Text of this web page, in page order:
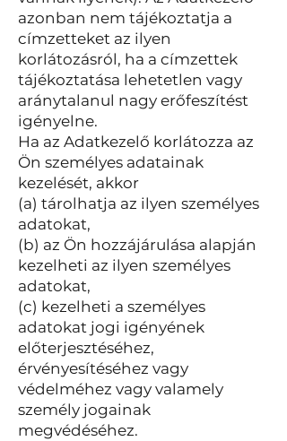
azonban nem tájékoztatja a
címzetteket az ilyen
korlátozásról, ha a címzettek
tájékoztatása lehetetlen vagy
aránytalanul nagy erőfeszítést
igényelne.
Ha az Adatkezelő korlátozza az
Ön személyes adatainak
kezelését, akkor
(a) tárolhatja az ilyen személyes
adatokat,
(b) az Ön hozzájárulása alapján
kezelheti az ilyen személyes
adatokat,
(c) kezelheti a személyes
adatokat jogi igényének
előterjesztéséhez,
érvényesítéséhez vagy
védelméhez vagy valamely
személy jogainak
megvédéséhez.